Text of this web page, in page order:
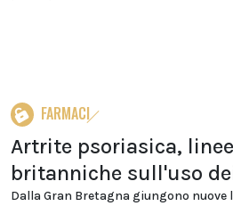
FARMACI
Artrite psoriasica,
britanniche sull'uso
Dalla Gran Bretagna giungono nuove